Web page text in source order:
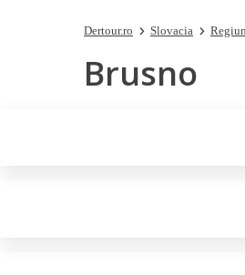
Dertour.ro Slovacia
Brusno